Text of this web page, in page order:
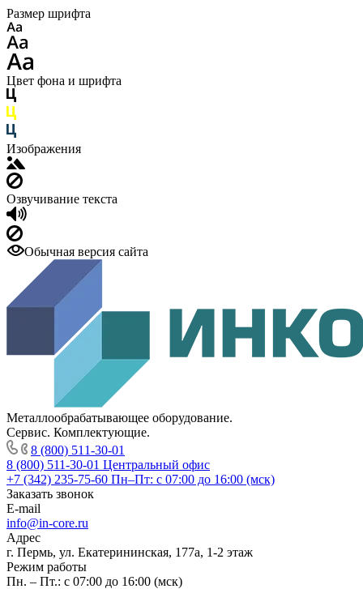
Размер шрифта
Цвет фона и шрифта
Изображения
Озвучивание текста
Обычная версия сайта
Металлообрабатывающее оборудование.
Сервис. Комплектующие.
8 (800) 511-30-01
8 (800) 511-30-01 Центральный офис
+7 (342) 235-75-60 Пн–Пт: с 07:00 до 16:00 (мск)
Заказать звонок
E-mail
info@in-core.ru
Адрес
г. Пермь, ул. ​Екатерининская, 177а, ​1-2 этаж
Режим работы
Пн. – Пт.: с 07:00 до 16:00 (мск)